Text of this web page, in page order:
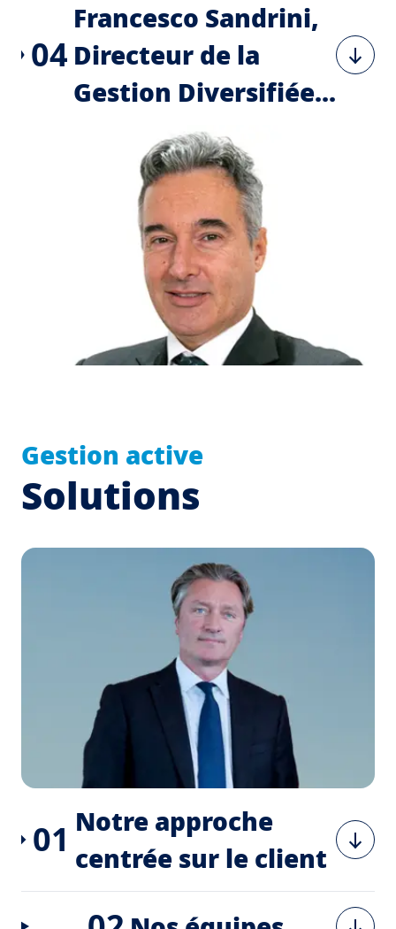
04
Francesco Sandrini,
Directeur de la
Gestion Diversifiée...
Gestion active
Solutions
01 Notre approche
centrée sur le client